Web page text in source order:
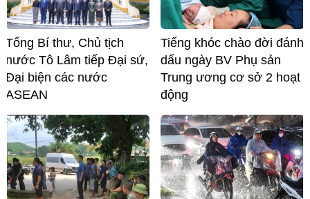
Tổng Bí thư, Chủ tịch
nước Tô Lâm tiếp Đại sứ,
Đại biện các nước
ASEAN
Tiếng khóc chào đời đánh
dấu ngày BV Phụ sản
Trung ương cơ sở 2 hoạt
động